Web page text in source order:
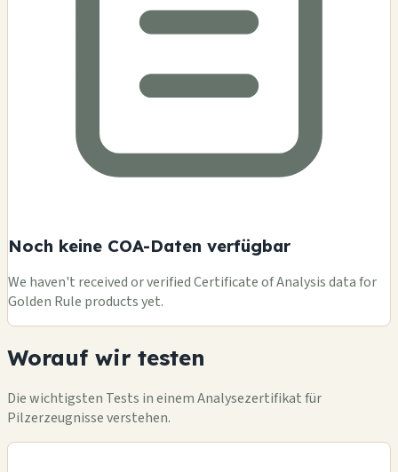
Noch keine COA-Daten verfügbar
We haven't received or verified Certificate of Analysis data for
Golden Rule products yet.
Worauf wir testen
Die wichtigsten Tests in einem Analysezertifikat für
Pilzerzeugnisse verstehen.